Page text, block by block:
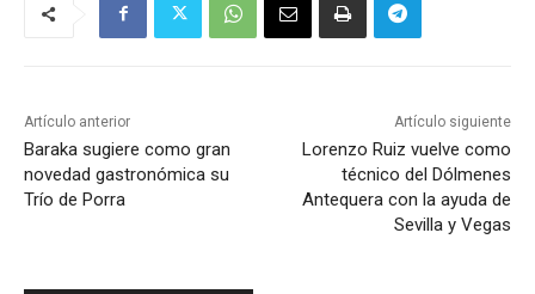
Artículo anterior
Baraka sugiere como gran
novedad gastronómica su
Trío de Porra
Artículo siguiente
Lorenzo Ruiz vuelve como
técnico del Dólmenes
Antequera con la ayuda de
Sevilla y Vegas